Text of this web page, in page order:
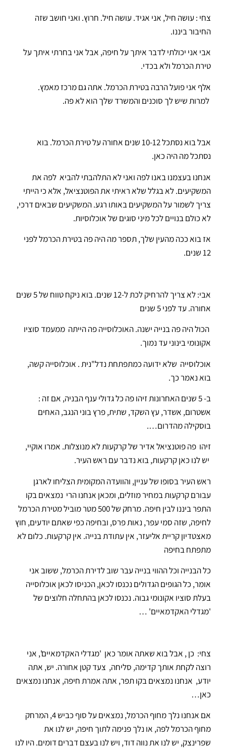
צחי : עושה חיל, אני אגיד. עושה חיל. חרוץ. ואני חושב שזה
החיבור ביננו.
אבי אני יכולתי לדבר איתך על חיפה, אבל אני בחרתי איתך על
טירת הכרמל ולא בכדי.
אלף אני פועל הרבה בטירת הכרמל. אתה גם מרכז מאמץ.
למרות שיש לך סוכנים והמשרד שלך הוא לא פה.
אבל בוא נסתכל 10-12 שנים אחורה על טירת הכרמל. בוא
נסתכל מה היה כאן.
אנחנו בעצמנו באנו לפה ואני לא התלהבתי להביא לפה את
המשקיעים. לא בגלל שלא ראיתי את הפוטנציאל, אלא כי הייתי
צריך לשמור על המשקיעים באותו רגע. המשקיעים שבאים דרכי,
לא כולם בנויים לכל מיני סוגים של אוכלוסיות.
אז בוא ככה מהעין שלך, תספר מה היה פה בטירת הכרמל לפני
12 שנים.
אבי: לא צריך להרחיק לכת ל-12 שנים. בוא ניקח טווח של 5 שנים
אחורה. עד לפני 5 שנים
הכול היה פה בנייה ישנה. האוכלוסייה פה הייתה ממעמד סוציו
אקונומי בינוני עד נמוך.
אוכלוסייה שלא ידועה כמתפתחת נדל"נית . אוכלוסייה קשה,
בוא נאמר כך.
ב- 5 שנים האחרונות זיהו פה כל גדולי ענף הבניה, אם זה :
אשטרום, אשדר, עץ השקד, שתית, פרץ בוני הנגב, האחים
בוסקילה מהדרום….
זיהו פה פוטנציאל אדיר של קרקעות לא מנוצלות. אמרו אוקיי,
יש לנו כאן קרקעות, בוא נדבר עם ראש העיר.
ראש העיר בסופו של עניין, והוועדה המקומית הצליחו לארגן
עבורם קרקעות במחיר מוזלים, ומכאן אנחנו הרי נמצאים בקו
התפר ביננו לבין חיפה. מרחק של 500 מטר מוביל מטירת הכרמל
לחיפה, שזה סמי עפר, נאות פרס, ובחיפה כפי שאתם יודעים, חוץ
מאצטדיון קריית אליעזר, אין עתודת בנייה. אין קרקעות. כלום לא
מתפתח בחיפה
כל הבנייה וכל ההווי בנייה עבר שוב לדירת הכרמל, ששוב אני
אומר, כל הגופים הגדולים נכנסו לכאן, הכניסו לכאן אוכלוסייה
בעלת סוציו אקונומי גבוה. נכנסו לכאן בהתחלה חלוצים של
'מגדלי האקדמאיים' …
צחי: כן , אבל בוא שאתה אומר כאן 'מגדלי האקדמאיים', אני
רוצה לקחת אותך קדימה, סליחה, צעד קטן אחורה. יש, אתה
יודע, אנחנו נמצאים בקו תפר, אתה אמרת חיפה, אנחנו נמצאים
כאן…
אם אנחנו נלך מחוף הכרמל, נמצאים על סוף כביש 4, המרחק
מחוף הכרמל לפה, או נלך פנימה לתוך חיפה, יש לנו את
שפרינצק, יש לנו את נווה דוד, ויש לנו בעצם דברים דומים. היו לנו